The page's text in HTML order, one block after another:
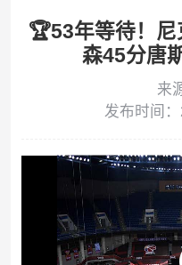
🏆53年等待！
森45分唐
来
发布时间